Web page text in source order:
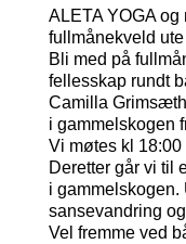
ALETA YOGA og
fullmånekveld
Bli med på
fellesskap rundt
Camilla
i gammelskogen
Vi møtes kl 18:00
Deretter går vi til
i gammelskogen.
sansevandring
Vel fremme ved